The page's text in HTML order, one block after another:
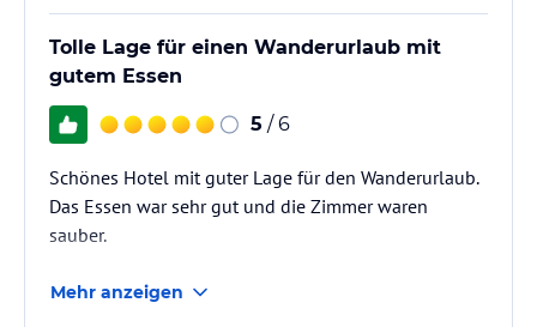
Tolle Lage für einen Wanderurlaub mit
gutem Essen
5 / 6
Schönes Hotel mit guter Lage für den Wanderurlaub.
Das Essen war sehr gut und die Zimmer waren
sauber.
Mehr anzeigen